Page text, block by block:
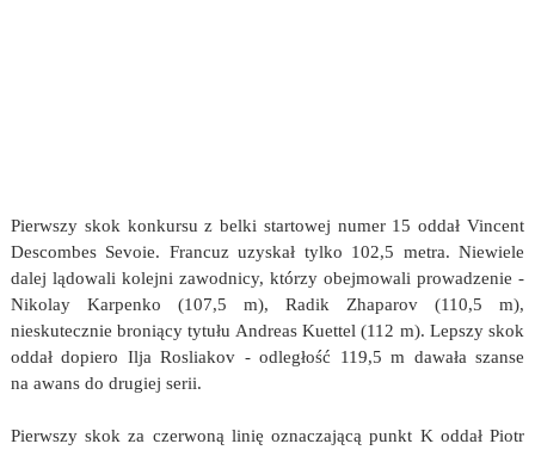
Pierwszy skok konkursu z belki startowej numer 15 oddał Vincent
Descombes Sevoie. Francuz uzyskał tylko 102,5 metra. Niewiele
dalej lądowali kolejni zawodnicy, którzy obejmowali prowadzenie -
Nikolay Karpenko (107,5 m), Radik Zhaparov (110,5 m),
nieskutecznie broniący tytułu Andreas Kuettel (112 m). Lepszy skok
oddał dopiero Ilja Rosliakov - odległość 119,5 m dawała szanse
na awans do drugiej serii.
Pierwszy skok za czerwoną linię oznaczającą punkt K oddał Piotr